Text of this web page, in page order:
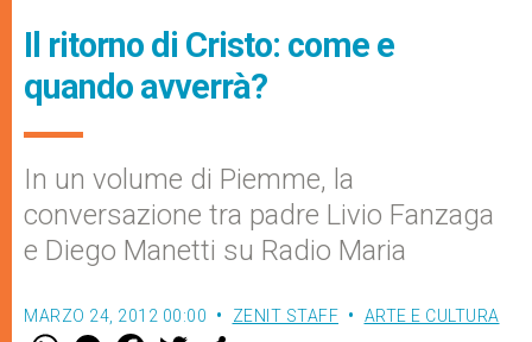
Il ritorno di Cristo: come e
quando avverrà?
In un volume di Piemme, la
conversazione tra padre Livio Fanzaga
e Diego Manetti su Radio Maria
MARZO 24, 2012 00:00 ZENIT STAFF ARTE E CULTURA